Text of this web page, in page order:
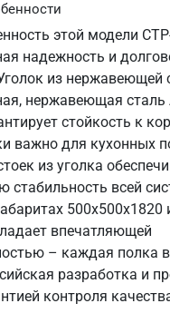
этой модели
надежность и
из нержавеющей
нержавеющая сталь
стойкость к
важно для кухонных
из уголка
стабильность всей
500х500х1820
впечатляющей
– каждая полка
разработка и
контроля